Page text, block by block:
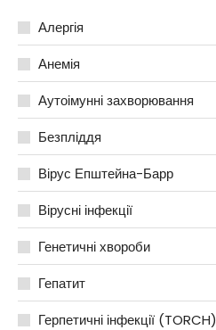
Алергія
Анемія
Аутоімунні захворювання
Безпліддя
Вірус Епштейна-Барр
Вірусні інфекції
Генетичні хвороби
Гепатит
Герпетичні інфекції (TORCH)